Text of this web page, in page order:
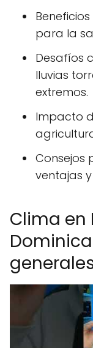
para la
Desafíos
lluvias
extremos.
Impacto
Consejos
ventajas
Clima en